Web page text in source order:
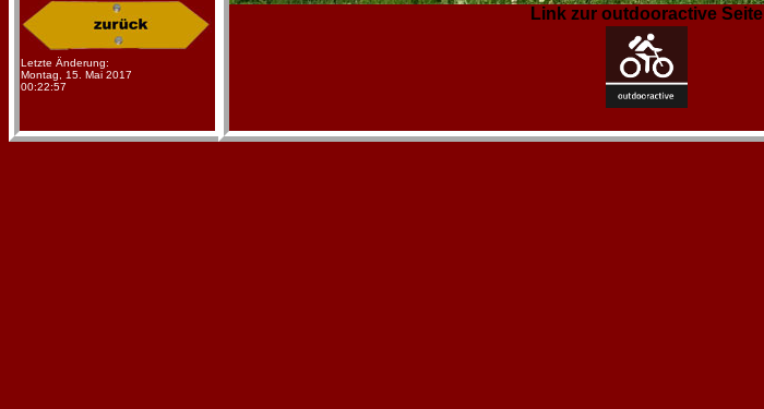
Link zur outdooractive Seite
Letzte Änderung:
Montag, 15. Mai 2017
00:22:57